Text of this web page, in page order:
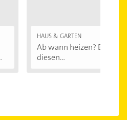
HAUS & GARTEN
Ab wann heizen? Bei
diesen